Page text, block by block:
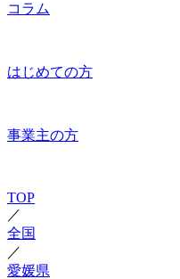
コラム
はじめての方
事業主の方
TOP
／
全国
／
愛媛県